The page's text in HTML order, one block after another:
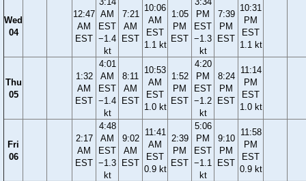
Wed
04
12:47
AM
EST
AM
EST
−1.4
kt
7:21
AM
EST
10:06
AM
EST
1.1 kt
1:05
PM
EST
PM
EST
−1.3
kt
7:39
PM
EST
10:31
PM
EST
1.1 kt
Thu
05
1:32
AM
EST
4:01
AM
EST
−1.4
kt
8:11
AM
EST
10:53
AM
EST
1.0 kt
1:52
PM
EST
4:20
PM
EST
−1.2
kt
8:24
PM
EST
11:14
PM
EST
1.0 kt
Fri
06
2:17
AM
EST
4:48
AM
EST
−1.3
kt
9:02
AM
EST
11:41
AM
EST
0.9 kt
2:39
PM
EST
5:06
PM
EST
−1.1
kt
9:10
PM
EST
11:58
PM
EST
0.9 kt